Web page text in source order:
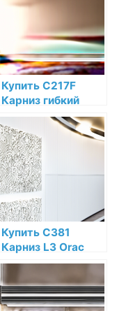
Купить C217F
Карниз гибкий
Orac Decor
Полиуретан Orac
Decor по низкой
цене в интернет-
магазине
Купить C381
Карниз L3 Orac
Decor Полиуретан
интернет-
магазине